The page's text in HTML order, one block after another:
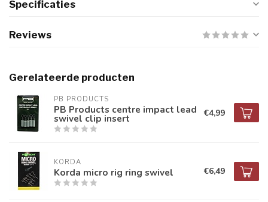
Specificaties
Reviews
Gerelateerde producten
PB PRODUCTS
PB Products centre impact lead
swivel clip insert €4,99
KORDA
Korda micro rig ring swivel €6,49